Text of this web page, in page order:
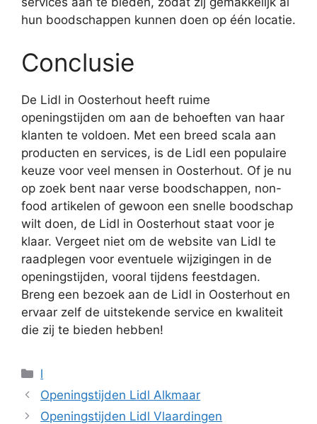
hun boodschappen kunnen doen op één locatie.
Conclusie
De Lidl in Oosterhout heeft ruime
openingstijden om aan de behoeften van haar
klanten te voldoen. Met een breed scala aan
producten en services, is de Lidl een populaire
keuze voor veel mensen in Oosterhout. Of je nu
op zoek bent naar verse boodschappen, non-
food artikelen of gewoon een snelle boodschap
wilt doen, de Lidl in Oosterhout staat voor je
klaar. Vergeet niet om de website van Lidl te
raadplegen voor eventuele wijzigingen in de
openingstijden, vooral tijdens feestdagen.
Breng een bezoek aan de Lidl in Oosterhout en
ervaar zelf de uitstekende service en kwaliteit
die zij te bieden hebben!
Categorieën
l
Openingstijden Lidl Alkmaar
Openingstijden Lidl Vlaardingen